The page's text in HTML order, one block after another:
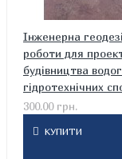
Інженерна
роботи для
будівництва
гідротехнічних
300.00 грн.
КУПИТИ